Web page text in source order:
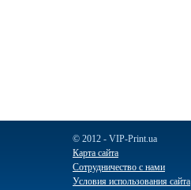
© 2012 - VIP-Print.ua
Карта сайта
Сотрудничество с нами
Условия использования сайта